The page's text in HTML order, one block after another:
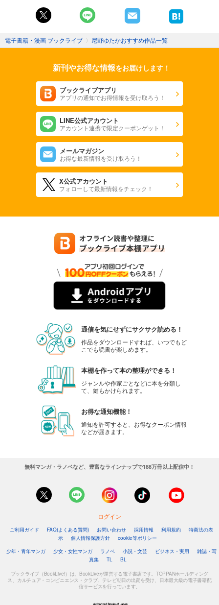
電子書籍・漫画 ブックライブ 〉 尼野ゆたかおすすめ作品一覧
新刊やお得な情報をお届けします！
ブックライブアプリ
アプリの通知でお得情報を受け取ろう！
LINE公式アカウント
アカウント連携で限定クーポンゲット！
メールマガジン
お得な最新情報を受け取ろう！
X公式アカウント
フォローして最新情報をチェック！
通信を気にせずにサクサク読める！
作品をダウンロードすれば、いつでもど
こでも読書が楽しめます。
本棚を作って本の整理ができる！
ジャンルや作家ごとなどに本を分類し
て、鍵もかけられます。
お得な通知機能！
通知を許可すると、お得なクーポン情報
などが届きます。
無料マンガ・ラノベなど、豊富なラインナップで188万冊以上配信中！
ログイン
ご利用ガイド FAQ(よくある質問) お問い合わせ 採用情報 利用規約
特商法の表
示
個人情報保護方針
cookie等ポリシー
少年・青年マンガ
少女・女性マンガ ラノベ 小説・文芸 ビジネス・実用
雑誌・写
真集
TL BL
ブックライブ（BookLive!）は、BookLiveが運営する電子書店です。TOPPANホールディング
ス、カルチュア・コンビニエンス・クラブ、テレビ朝日の出資を受け、日本最大級の電子書籍配
信サービスを行っています。